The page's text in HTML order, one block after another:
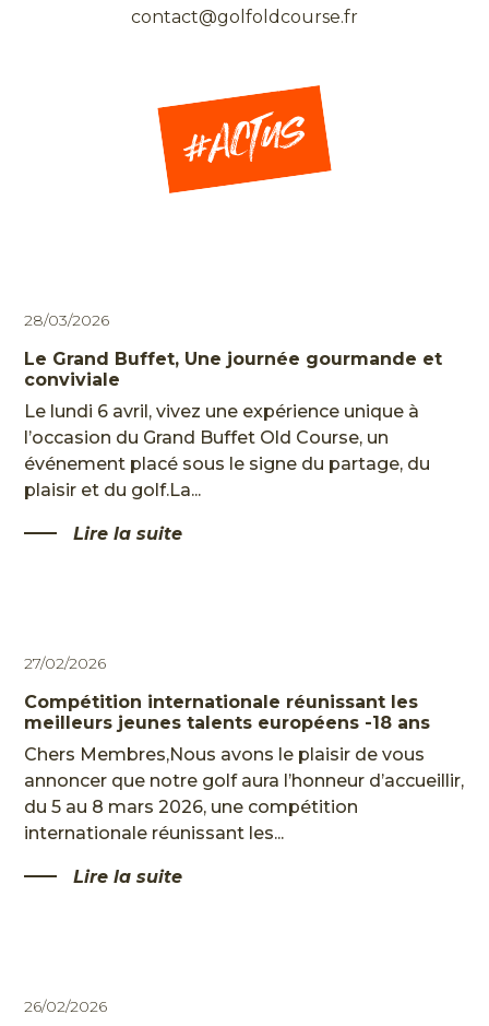
HOME
L'HISTOIRE
LES
PARCOURS
LE STYLE
contact@golfoldcourse.fr
28/03/2026
Le Grand Buffet, Une journée gourmande et
conviviale
Le lundi 6 avril, vivez une expérience unique à
l’occasion du Grand Buffet Old Course, un
événement placé sous le signe du partage, du
plaisir et du golf.La...
Lire la suite
27/02/2026
Compétition internationale réunissant les
meilleurs jeunes talents européens -18 ans
Chers Membres,Nous avons le plaisir de vous
annoncer que notre golf aura l’honneur d’accueillir,
du 5 au 8 mars 2026, une compétition
internationale réunissant les...
Lire la suite
26/02/2026